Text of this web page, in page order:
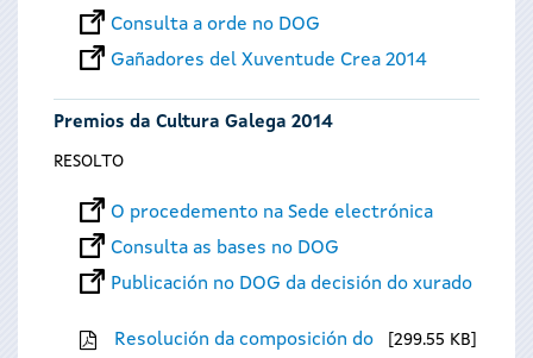
Consulta a orde no DOG
Gañadores del Xuventude Crea 2014
Premios da Cultura Galega 2014
RESOLTO
O procedemento na Sede electrónica
Consulta as bases no DOG
Publicación no DOG da decisión do xurado
Resolución da composición do
299.55 KB